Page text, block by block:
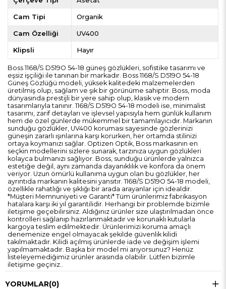
Cam Tipi Organik
Cam Özelliği UV400
Klipsli Hayır
Boss 1168/S D519O 54-18 güneş gözlükleri, sofistike tasarımı ve
eşsiz işçiliği ile tanınan bir markadır. Boss 1168/S D519O 54-18
Güneş Gözlüğü modeli, yüksek kalitedeki malzemelerden
üretilmiş olup, sağlam ve şık bir görünüme sahiptir. Boss, moda
dünyasında prestijli bir yere sahip olup, klasik ve modern
tasarımlarıyla tanınır. 1168/S D519O 54-18 modeli ise, minimalist
tasarımı, zarif detayları ve işlevsel yapısıyla hem günlük kullanım
hem de özel günlerde mükemmel bir tamamlayıcıdır. Markanın
sunduğu gözlükler, UV400 koruması sayesinde gözlerinizi
güneşin zararlı ışınlarına karşı korurken, her ortamda stilinizi
ortaya koymanızı sağlar. Optizen Optik, Boss markasının en
seçkin modellerini sizlere sunarak, tarzınıza uygun gözlükleri
kolayca bulmanızı sağlıyor. Boss, sunduğu ürünlerde yalnızca
estetiğe değil, aynı zamanda dayanıklılık ve konfora da önem
veriyor. Uzun ömürlü kullanıma uygun olan bu gözlükler, her
ayrıntıda markanın kalitesini yansıtır. 1168/S D519O 54-18 modeli,
özellikle rahatlığı ve şıklığı bir arada arayanlar için idealdir.
*Müşteri Memnuniyeti ve Garanti* Tüm ürünlerimiz fabrikasyon
hatalara karşı iki yıl garantilidir. Herhangi bir problemde bizimle
iletişime geçebilirsiniz. Aldığınız ürünler size ulaştırılmadan önce
kontrolleri sağlanıp hazırlanmaktadır ve korunaklı kutularla
kargoya teslim edilmektedir. Ürünlerimizi koruma amaçlı
denemenize engel olmayacak şekilde güvenlik kilidi
takılmaktadır. Kilidi açılmış ürünlerde iade ve değişim işlemi
yapılmamaktadır. Başka bir model mi arıyorsunuz? Henüz
listeleyemediğimiz ürünler arasında olabilir. Lütfen bizimle
iletişime geçiniz..
YORUMLAR(0)